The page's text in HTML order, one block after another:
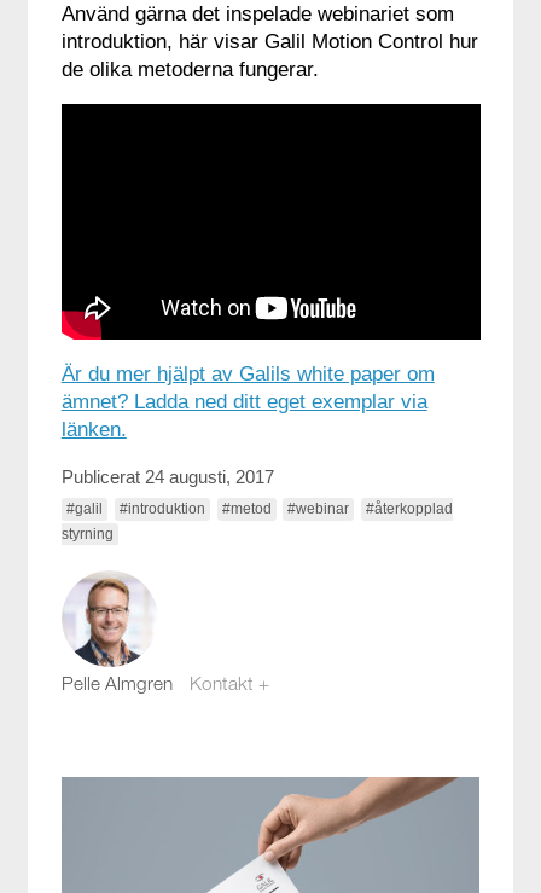
Använd gärna det inspelade webinariet som
introduktion, här visar Galil Motion Control hur
de olika metoderna fungerar.
Är du mer hjälpt av Galils white paper om
ämnet? Ladda ned ditt eget exemplar via
länken.
Publicerat 24 augusti, 2017
#galil #introduktion #metod #webinar
#återkopplad
styrning
Pelle Almgren Kontakt +